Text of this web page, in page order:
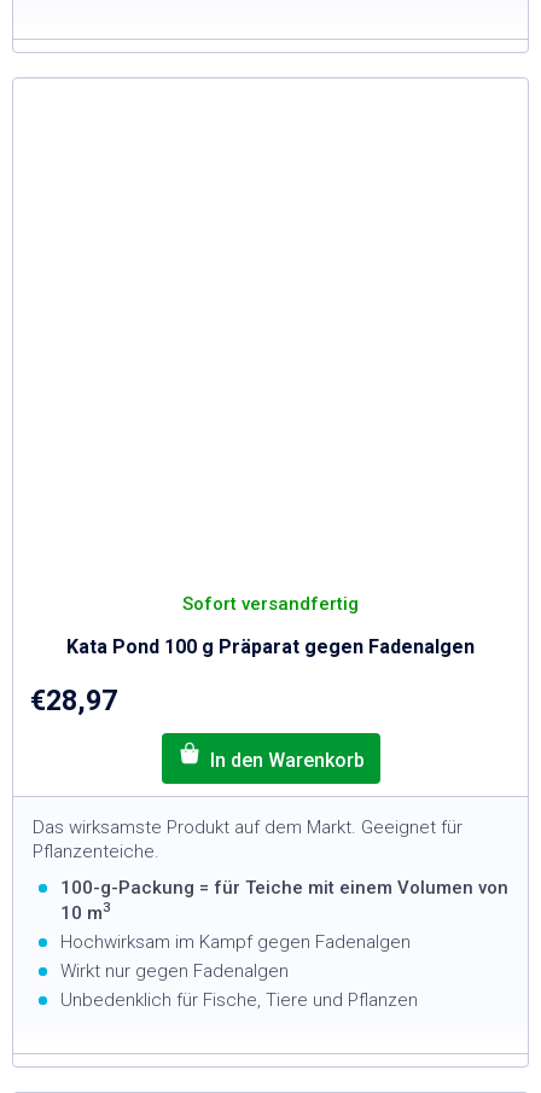
Kata Pond 100 g Präparat gegen Fadenalgen
Sofort versandfertig
€28,97
Das wirksamste Produkt auf dem Markt. Geeignet für
Pflanzenteiche.
100-g-Packung = für Teiche mit einem Volumen von
10 m3
Hochwirksam im Kampf gegen Fadenalgen
Wirkt nur gegen Fadenalgen
Unbedenklich für Fische, Tiere und Pflanzen